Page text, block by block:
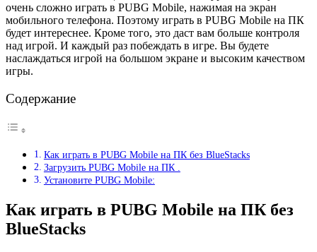
очень сложно играть в PUBG Mobile, нажимая на экран
мобильного телефона. Поэтому играть в PUBG Mobile на ПК
будет интереснее. Кроме того, это даст вам больше контроля
над игрой. И каждый раз побеждать в игре. Вы будете
наслаждаться игрой на большом экране и высоким качеством
игры.
Содержание
Как играть в PUBG Mobile на ПК без BlueStacks
Загрузить PUBG Mobile на ПК .
Установите PUBG Mobile:
Как играть в PUBG Mobile на ПК без
BlueStacks